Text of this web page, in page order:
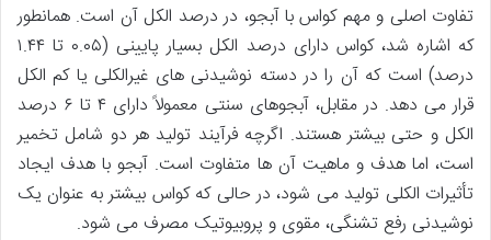
تفاوت اصلی و مهم کواس با آبجو، در درصد الکل آن است. همانطور
که اشاره شد، کواس دارای درصد الکل بسیار پایینی (۰.۰۵ تا ۱.۴۴
درصد) است که آن را در دسته نوشیدنی های غیرالکلی یا کم الکل
قرار می دهد. در مقابل، آبجوهای سنتی معمولاً دارای ۴ تا ۶ درصد
الکل و حتی بیشتر هستند. اگرچه فرآیند تولید هر دو شامل تخمیر
است، اما هدف و ماهیت آن ها متفاوت است. آبجو با هدف ایجاد
تأثیرات الکلی تولید می شود، در حالی که کواس بیشتر به عنوان یک
نوشیدنی رفع تشنگی، مقوی و پروبیوتیک مصرف می شود.